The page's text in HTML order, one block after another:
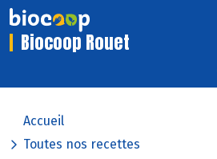
Biocoop Rouet
Accueil
Toutes nos recettes